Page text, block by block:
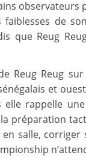
observateurs
de
que Reug
Reug Reug
et
elle rappelle
préparation
salle,